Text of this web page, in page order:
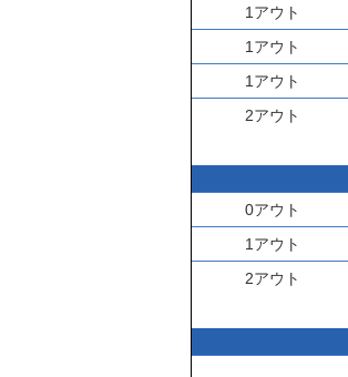
1アウト
1アウト
1アウト
2アウト
0アウト
1アウト
2アウト